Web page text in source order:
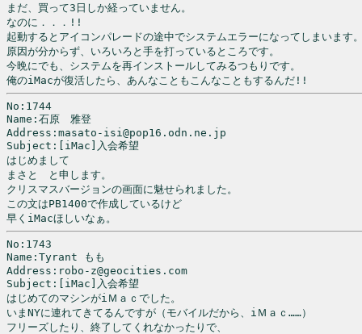
まだ、買って3日しか経っていません。
なのに．．．!!
起動するとアイコンパレードの途中でシステムエラーになってしまいます
原因が分からず、いろいろと手を打っているところです。
今晩にでも、システムを再インストールしてみるつもりです。
俺のiMacが復活したら、あんなこともこんなこともするんだ!!
No:1744
Name:石原　雅登
Address:masato-isi@pop16.odn.ne.jp
Subject:[iMac]入会希望
はじめまして
まさと　と申します。
クリスマスバージョンの画面に魅せられました。
この文はPB1400で作成しているけど
早くiMacほしいなぁ。
No:1743
Name:Tyrant もも
Address:robo-z@geocities.com
Subject:[iMac]入会希望
はじめてのマシンがiＭａｃでした。
いまNYに連れてきてるんですが（モバイルだから、iＭａｃ……）
フリーズしたり、終了してくれなかったりで、